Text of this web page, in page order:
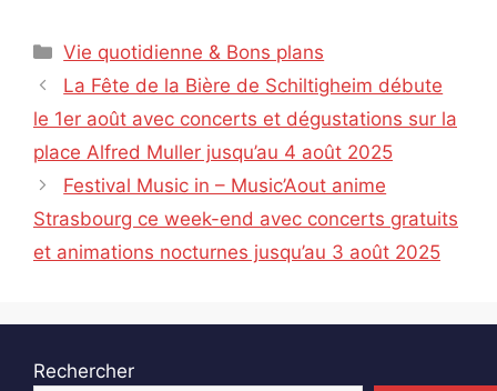
Catégories
Vie quotidienne & Bons plans
La Fête de la Bière de Schiltigheim débute
le 1er août avec concerts et dégustations sur la
place Alfred Muller jusqu’au 4 août 2025
Festival Music in – Music’Aout anime
Strasbourg ce week-end avec concerts gratuits
et animations nocturnes jusqu’au 3 août 2025
Rechercher